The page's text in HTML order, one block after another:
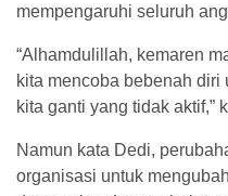
mempengaruhi seluruh
“Alhamdulillah, kemaren
kita mencoba bebenah
kita ganti yang tidak aktif,”
Namun kata Dedi,
organisasi untuk